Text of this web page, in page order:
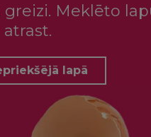
greizi. Meklēto
lapā